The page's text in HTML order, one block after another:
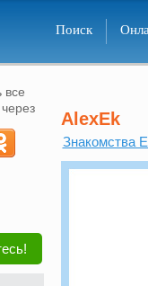
Поиск
все
AlexEk
Знакомства